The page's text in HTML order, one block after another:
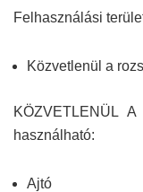
Felhasználási
Közvetlenül a
KÖZVETLENÜL
használható:
Ajtó